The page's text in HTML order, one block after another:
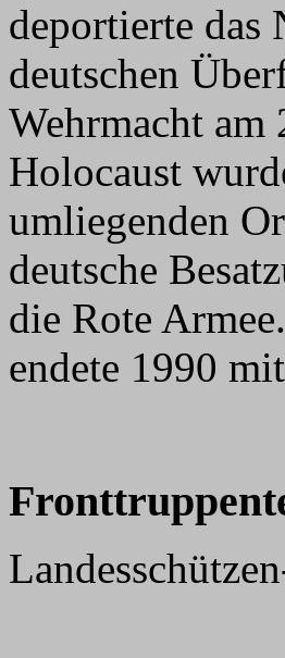
deportierte das
deutschen
Wehrmacht
Holocaust
umliegenden
deutsche
die Rote
endete 1990